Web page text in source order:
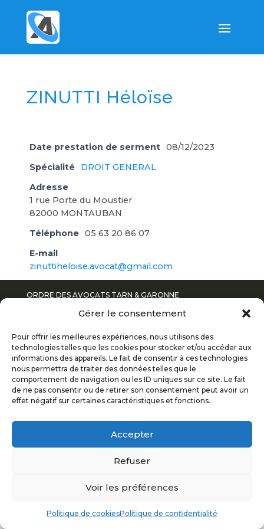
Gérer le consentement
Pour offrir les meilleures expériences, nous utilisons des
technologies telles que les cookies pour stocker et/ou accéder aux
informations des appareils. Le fait de consentir à ces technologies
nous permettra de traiter des données telles que le
comportement de navigation ou les ID uniques sur ce site. Le fait
de ne pas consentir ou de retirer son consentement peut avoir un
effet négatif sur certaines caractéristiques et fonctions.
Accepter
Refuser
Voir les préférences
Politique de cookiesPolitique de confidentialité
ZINUTTI Héloïse
Date prestation de serment 08/12/2023
Spécialité
DROIT GENERAL
Adresse
1 rue Porte du Moustier
82000 MONTAUBAN
Téléphone 05 63 20 86 07
E-mail
zinuttiheloise.avocat@gmail.com
ORDRE DES AVOCATS TARN & GARONNE
POLITIQUE DE CONFIDENTIALITÉ
MENTIONS LÉGALES
PLAN DU SITE